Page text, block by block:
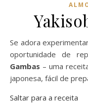
Se adora experimentar novos sabores, não pode perder a
oportunidade de
Gambas – uma
japonesa, fácil de
Saltar para a receita